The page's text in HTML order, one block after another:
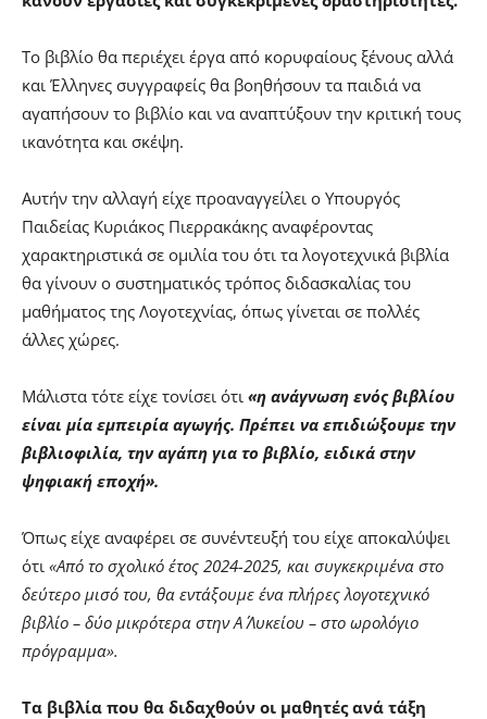
Το βιβλίο θα περιέχει έργα από κορυφαίους ξένους αλλά
και Έλληνες συγγραφείς θα βοηθήσουν τα παιδιά να
αγαπήσουν το βιβλίο και να αναπτύξουν την κριτική τους
ικανότητα και σκέψη.
Αυτήν την αλλαγή είχε προαναγγείλει ο Υπουργός
Παιδείας Κυριάκος Πιερρακάκης αναφέροντας
χαρακτηριστικά σε ομιλία του ότι τα λογοτεχνικά βιβλία
θα γίνουν ο συστηματικός τρόπος διδασκαλίας του
μαθήματος της Λογοτεχνίας, όπως γίνεται σε πολλές
άλλες χώρες.
Μάλιστα τότε είχε τονίσει ότι «η ανάγνωση ενός βιβλίου
είναι μία εμπειρία αγωγής. Πρέπει να επιδιώξουμε την
βιβλιοφιλία, την αγάπη για το βιβλίο, ειδικά στην
ψηφιακή εποχή».
Όπως είχε αναφέρει σε συνέντευξή του είχε αποκαλύψει
ότι «Από το σχολικό έτος 2024-2025, και συγκεκριμένα στο
δεύτερο μισό του, θα εντάξουμε ένα πλήρες λογοτεχνικό
βιβλίο – δύο μικρότερα στην Α΄ Λυκείου – στο ωρολόγιο
πρόγραμμα».
Τα βιβλία που θα διδαχθούν οι μαθητές ανά τάξη